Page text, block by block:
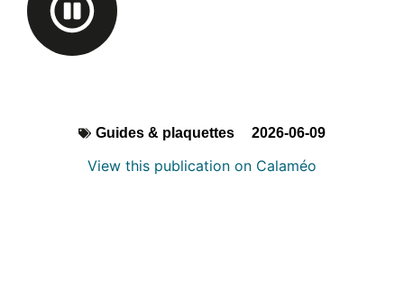
Guides & plaquettes 2026-06-09
View this publication on Calaméo